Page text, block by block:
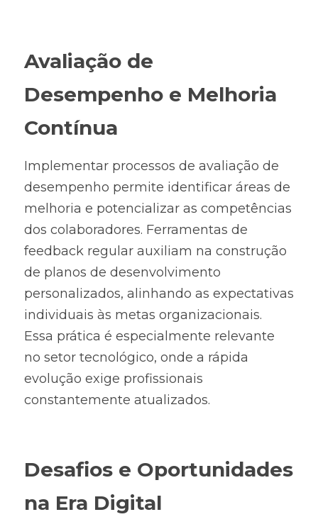
Avaliação de
Desempenho e Melhoria
Contínua
Implementar processos de avaliação de
desempenho permite identificar áreas de
melhoria e potencializar as competências
dos colaboradores. Ferramentas de
feedback regular auxiliam na construção
de planos de desenvolvimento
personalizados, alinhando as expectativas
individuais às metas organizacionais.
Essa prática é especialmente relevante
no setor tecnológico, onde a rápida
evolução exige profissionais
constantemente atualizados.
Desafios e Oportunidades
na Era Digital